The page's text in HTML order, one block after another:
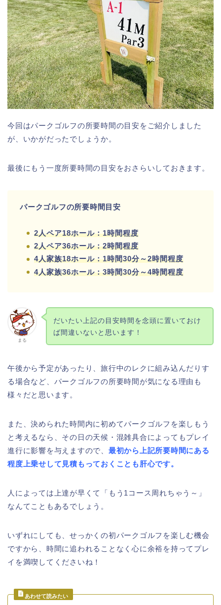
今回はパークゴルフの所要時間の目安をご紹介しました
が、いかがだったでしょうか。
最後にもう一度所要時間の目安をおさらいしておきます。
パークゴルフの所要時間目安
2人ペア18ホール：1時間程度
2人ペア36ホール：2時間程度
4人家族18ホール：1時間30分～2時間程度
4人家族36ホール：3時間30分～4時間程度
まる
だいたい上記の目安時間を念頭に置いておけ
ば間違いないと思います！
午後から予定があったり、旅行中のレクに組み込んだりす
る場合など、パークゴルフの所要時間が気になる理由も
様々だと思います。
また、決められた時間内に初めてパークゴルフを楽しもう
と考えるなら、その日の天候・混雑具合によってもプレイ
進行に影響を与えますので、 最初から上記所要時間にある
程度上乗せして見積もっておくことも肝心です。
人によっては上達が早くて「もう1コース周れちゃう～」
なんてこともあるでしょう。
いずれにしても、せっかくの初パークゴルフを楽しむ機会
ですから、時間に追われることなく心に余裕を持ってプレ
イを満喫してくださいね！